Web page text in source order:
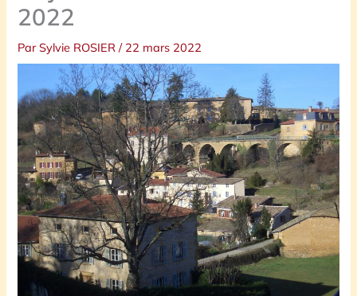
2022
ParSylvie ROSIER/ 22 mars 2022